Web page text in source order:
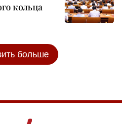
кольца
больше